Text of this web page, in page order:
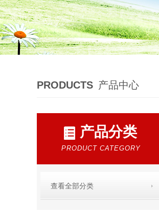
PRODUCTS 产品中心
产品分类
PRODUCT CATEGORY
查看全部分类